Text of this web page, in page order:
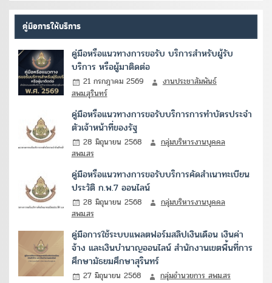
คู่มือการให้บริการ
คู่มือหรือแนวทางการขอรับ บริการสำหรับผู้รับ
บริการ หรือผู้มาติดต่อ
21 กรกฎาคม 2569
งานประชาสัมพันธ์
สพม.สุรินทร์
คู่มือหรือแนวทางการขอรับบริการการทำบัตรประจำ
ตัวเจ้าหน้าที่ของรัฐ
28 มิถุนายน 2568
กลุ่มบริหารงานบุคคล
สพม.สร
คู่มือหรือแนวทางการขอรับบริการคัดสำเนาทะเบียน
ประวัติ ก.พ.7 ออนไลน์
28 มิถุนายน 2568
กลุ่มบริหารงานบุคคล
สพม.สร
คู่มือการใช้ระบบแพลตฟอร์มสลิปเงินเดือน เงินค่า
จ้าง และเงินบำนาญออนไลน์ สำนักงานเขตพื้นที่การ
ศึกษามัธยมศึกษาสุรินทร์
27 มิถุนายน 2568 กลุ่มอำนวยการ สพม.สร